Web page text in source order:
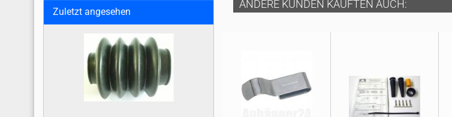
ANDERE KUNDEN KAUFTEN AUCH:
Zuletzt angesehen